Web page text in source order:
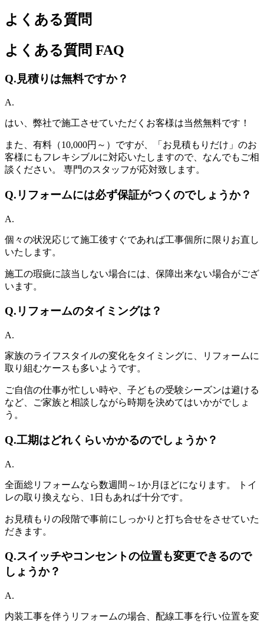
よくある質問
よくある質問 FAQ
Q. 見積りは無料ですか？
A.
はい、弊社で施工させていただくお客様は当然無料です！
また、有料（10,000円～）ですが、「お見積もりだけ」のお
客様にもフレキシブルに対応いたしますので、なんでもご相
談ください。 専門のスタッフが応対致します。
Q. リフォームには必ず保証がつくのでしょうか？
A.
個々の状況応じて施工後すぐであれば工事個所に限りお直し
いたします。
施工の瑕疵に該当しない場合には、保障出来ない場合がござ
います。
Q. リフォームのタイミングは？
A.
家族のライフスタイルの変化をタイミングに、リフォームに
取り組むケースも多いようです。
ご自信の仕事が忙しい時や、子どもの受験シーズンは避ける
など、ご家族と相談しながら時期を決めてはいかがでしょ
う。
Q.工期はどれくらいかかるのでしょうか？
A.
全面総リフォームなら数週間～1か月ほどになります。 トイ
レの取り換えなら、1日もあれば十分です。
お見積もりの段階で事前にしっかりと打ち合せをさせていた
だきます。
Q.スイッチやコンセントの位置も変更できるので
しょうか？
A.
内装工事を伴うリフォームの場合、配線工事を行い位置を変